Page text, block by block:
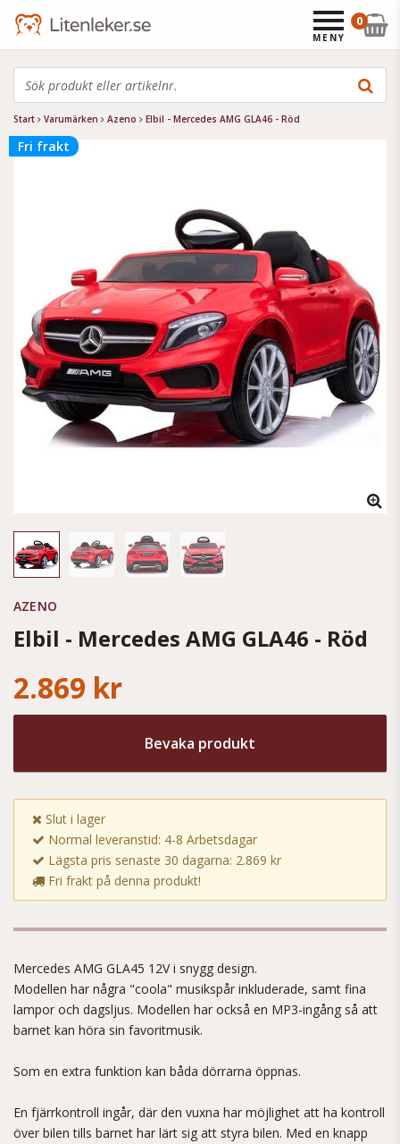
Start Varumärken Azeno Elbil - Mercedes AMG GLA46 - Röd
Fri frakt
AZENO
Elbil - Mercedes AMG GLA46 - Röd
2.869 kr
Bevaka produkt
Slut i lager
Normal leveranstid: 4-8 Arbetsdagar
Lägsta pris senaste 30 dagarna: 2.869 kr
Fri frakt på denna produkt!
Mercedes AMG GLA45 12V i snygg design.
Modellen har några "coola" musikspår inkluderade, samt fina
lampor och dagsljus. Modellen har också en MP3-ingång så att
barnet kan höra sin favoritmusik.
Som en extra funktion kan båda dörrarna öppnas.
En fjärrkontroll ingår, där den vuxna har möjlighet att ha kontroll
över bilen tills barnet har lärt sig att styra bilen. Med en knapp
0
MENY